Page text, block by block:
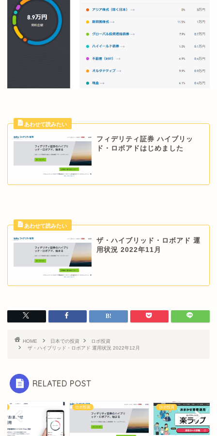
フィデリティ証券 ハイブリッ
ド・ロボアドはじめました
ザ・ハイブリッド・ロボアド 運
用状況 2022年11月
HOME 日本での投資
ロボ投資
ザ・ハイブリッド・ロボアド 運用状況 2022年12月
RELATED POST
ロボ投資 ロボ投資